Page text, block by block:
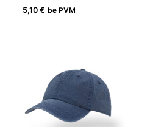
5,10 € be PVM